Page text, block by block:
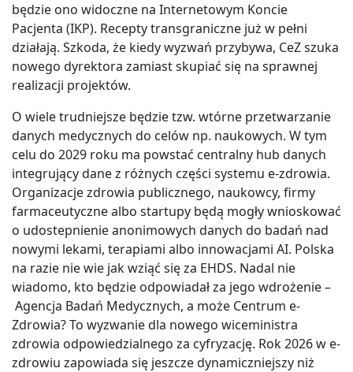
będzie ono widoczne na Internetowym Koncie
Pacjenta (IKP). Recepty transgraniczne już w pełni
działają. Szkoda, że kiedy wyzwań przybywa, CeZ szuka
nowego dyrektora zamiast skupiać się na sprawnej
realizacji projektów.
O wiele trudniejsze będzie tzw. wtórne przetwarzanie
danych medycznych do celów np. naukowych. W tym
celu do 2029 roku ma powstać centralny hub danych
integrujący dane z różnych części systemu e-zdrowia.
Organizacje zdrowia publicznego, naukowcy, firmy
farmaceutyczne albo startupy będą mogły wnioskować
o udostepnienie anonimowych danych do badań nad
nowymi lekami, terapiami albo innowacjami AI. Polska
na razie nie wie jak wziąć się za EHDS. Nadal nie
wiadomo, kto będzie odpowiadał za jego wdrożenie –
Agencja Badań Medycznych, a może Centrum e-
Zdrowia? To wyzwanie dla nowego wiceministra
zdrowia odpowiedzialnego za cyfryzację. Rok 2026 w e-
zdrowiu zapowiada się jeszcze dynamiczniejszy niż